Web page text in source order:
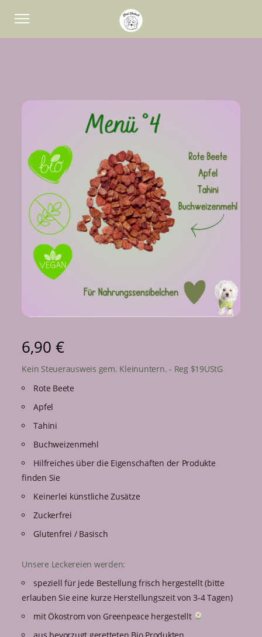
6,90€
Kein Steuerausweis gem. Kleinuntern. - Reg $19UStG
Rote Beete
Apfel
Tahini
Buchweizenmehl
Hilfreiches über die Eigenschaften der Produkte
finden Sie
Keinerlei künstliche Zusätze
Zuckerfrei
Glutenfrei / Basisch
Unsere Leckereien werden:
speziell für jede Bestellung frisch hergestellt (bitte
erlauben Sie eine kurze Herstellungszeit von 3-4 Tagen)
mit Ökostrom von Greenpeace hergestellt